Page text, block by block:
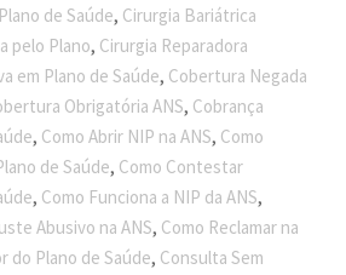
de Saúde, Cirurgia Bariátrica
pelo Plano, Cirurgia Reparadora
em Plano de Saúde, Cobertura Negada
Obrigatória ANS, Cobrança
, Como Abrir NIP na ANS, Como
de Saúde, Como Contestar
, Como Funciona a NIP da ANS,
Abusivo na ANS, Como Reclamar na
do Plano de Saúde, Consulta Sem